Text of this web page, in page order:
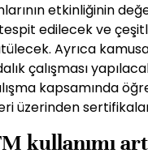
etkinliğinin
edilecek ve
Ayrıca
çalışması
kapsamında
üzerinden
kullanımı